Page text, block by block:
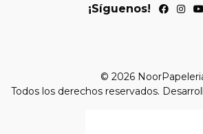
¡Síguenos!
© 2026
Todos los derechos reservados.